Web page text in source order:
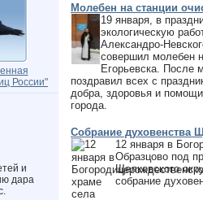
Молебен на станции
19 января, в
экологическую
Александро-
совершил молебен
Егорьевска.
После
поздравил всех с
добра, здоровья и
города.
Собрание духовенства
12 января в
Образцово под
Щелковского
собрание
России"
и
дара